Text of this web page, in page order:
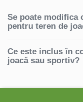
Se poate modifica
pentru teren de
Ce este inclus în
joacă sau sportiv?